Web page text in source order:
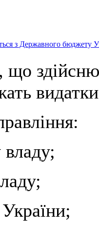
з Державного бюджету
що
владу;